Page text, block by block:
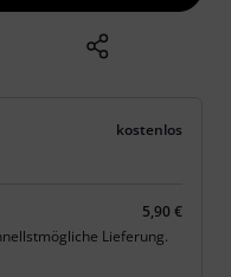
kostenlos
5,90 €
Lieferung.